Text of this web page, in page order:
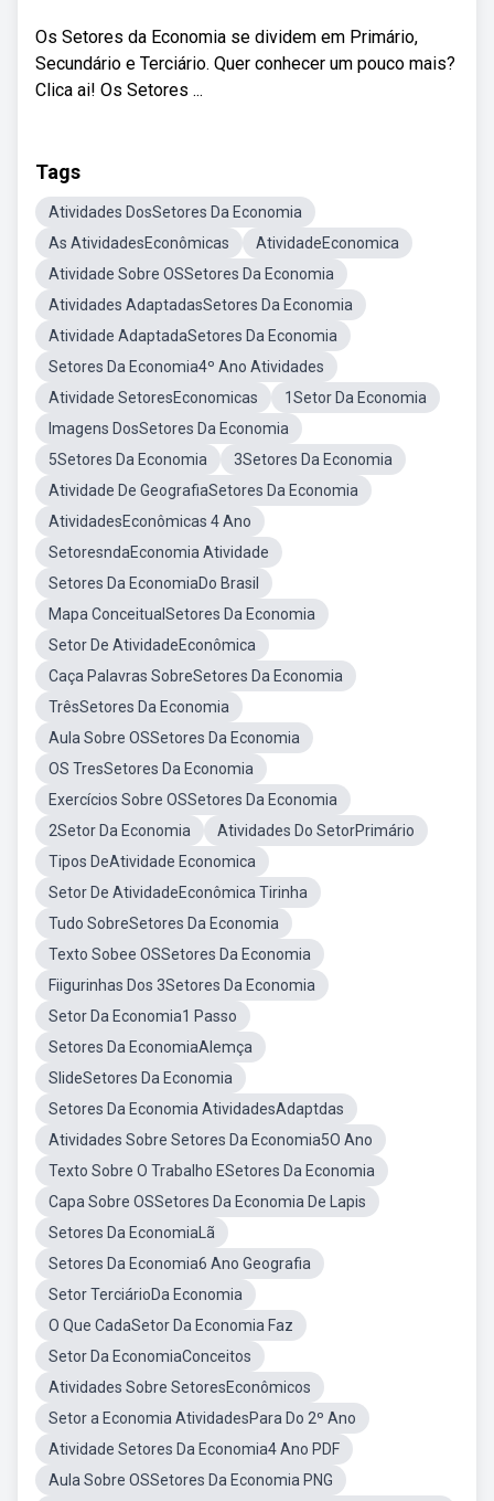
Os Setores da Economia se dividem em Primário,
Secundário e Terciário. Quer conhecer um pouco mais?
Clica ai! Os Setores ...
Tags
Atividades DosSetores Da Economia
As AtividadesEconômicas
AtividadeEconomica
Atividade Sobre OSSetores Da Economia
Atividades AdaptadasSetores Da Economia
Atividade AdaptadaSetores Da Economia
Setores Da Economia4º Ano Atividades
Atividade SetoresEconomicas
1Setor Da Economia
Imagens DosSetores Da Economia
5Setores Da Economia
3Setores Da Economia
Atividade De GeografiaSetores Da Economia
AtividadesEconômicas 4 Ano
SetoresndaEconomia Atividade
Setores Da EconomiaDo Brasil
Mapa ConceitualSetores Da Economia
Setor De AtividadeEconômica
Caça Palavras SobreSetores Da Economia
TrêsSetores Da Economia
Aula Sobre OSSetores Da Economia
OS TresSetores Da Economia
Exercícios Sobre OSSetores Da Economia
2Setor Da Economia
Atividades Do SetorPrimário
Tipos DeAtividade Economica
Setor De AtividadeEconômica Tirinha
Tudo SobreSetores Da Economia
Texto Sobee OSSetores Da Economia
Fiigurinhas Dos 3Setores Da Economia
Setor Da Economia1 Passo
Setores Da EconomiaAlemça
SlideSetores Da Economia
Setores Da Economia AtividadesAdaptdas
Atividades Sobre Setores Da Economia5O Ano
Texto Sobre O Trabalho ESetores Da Economia
Capa Sobre OSSetores Da Economia De Lapis
Setores Da EconomiaLã
Setores Da Economia6 Ano Geografia
Setor TerciárioDa Economia
O Que CadaSetor Da Economia Faz
Setor Da EconomiaConceitos
Atividades Sobre SetoresEconômicos
Setor a Economia AtividadesPara Do 2º Ano
Atividade Setores Da Economia4 Ano PDF
Aula Sobre OSSetores Da Economia PNG